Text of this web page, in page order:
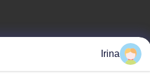
العنوان
Irina